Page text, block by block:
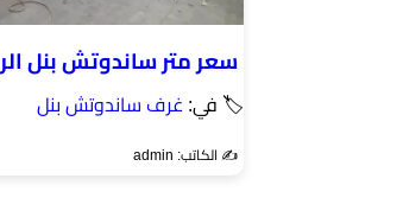
سعر متر ساندوتش بنل
🏷 في:غرف ساندوتش بنل
✍️ الكاتب: admin